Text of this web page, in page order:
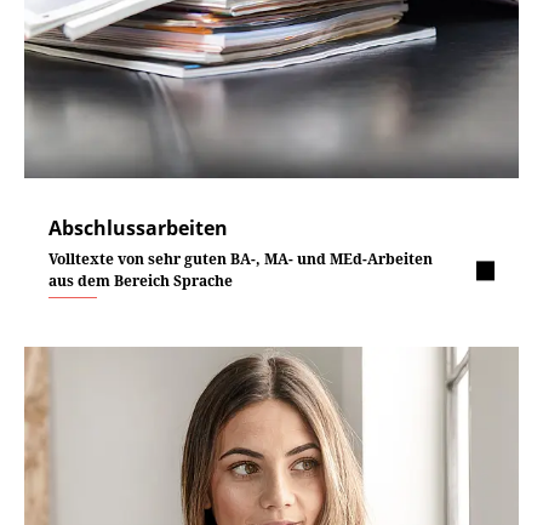
Abschlussarbeiten
Volltexte von sehr guten BA-, MA- und MEd-Arbeiten
aus dem Bereich Sprache